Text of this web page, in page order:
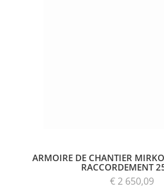
ARMOIRE DE CHANTIER
RACCORDEMENT
€ 2 650,09